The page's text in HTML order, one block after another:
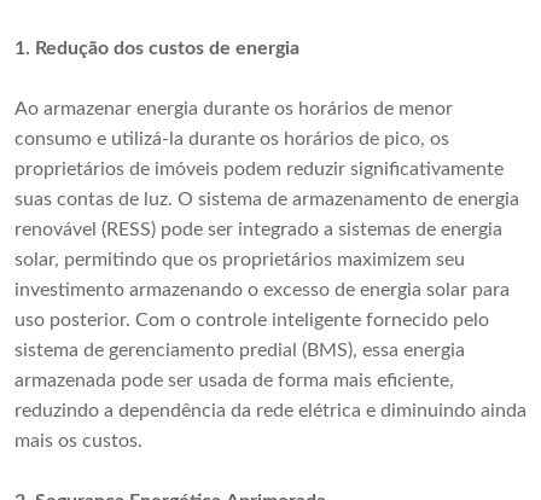
1. Redução dos custos de energia
Ao armazenar energia durante os horários de menor
consumo e utilizá-la durante os horários de pico, os
proprietários de imóveis podem reduzir significativamente
suas contas de luz. O sistema de armazenamento de energia
renovável (RESS) pode ser integrado a sistemas de energia
solar, permitindo que os proprietários maximizem seu
investimento armazenando o excesso de energia solar para
uso posterior. Com o controle inteligente fornecido pelo
sistema de gerenciamento predial (BMS), essa energia
armazenada pode ser usada de forma mais eficiente,
reduzindo a dependência da rede elétrica e diminuindo ainda
mais os custos.